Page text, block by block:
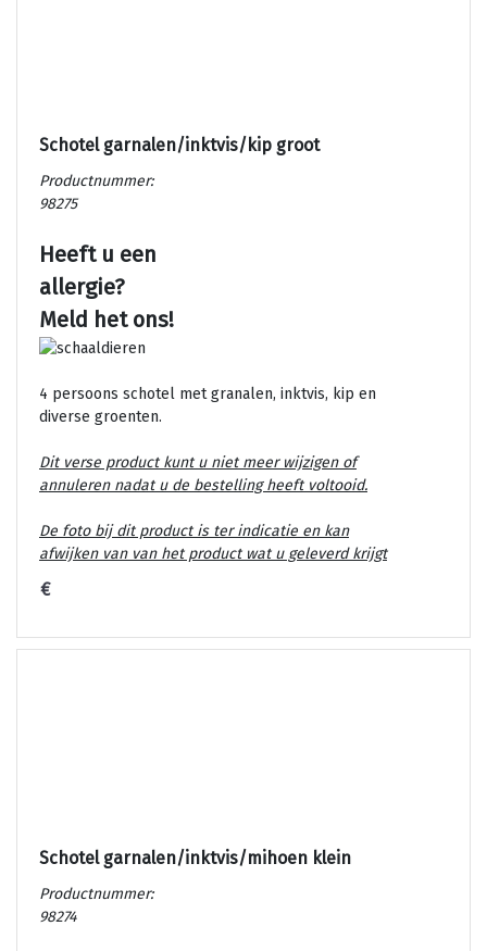
Schotel garnalen/inktvis/kip groot
Productnummer:
98275
Heeft u een
allergie?
Meld het ons!
4 persoons schotel met granalen, inktvis, kip en
diverse groenten.
Dit verse product kunt u niet meer wijzigen of
annuleren nadat u de bestelling heeft voltooid.
De foto bij dit product is ter indicatie en kan
afwijken van van het product wat u geleverd krijgt
€
Schotel garnalen/inktvis/mihoen klein
Productnummer:
98274